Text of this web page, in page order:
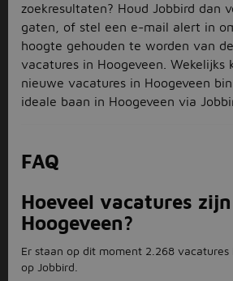
zoekresultaten? Houd Jobbird dan
gaten, of stel een e-mail alert in
hoogte gehouden te worden van
vacatures in Hoogeveen. Wekelijks
nieuwe vacatures in Hoogeveen
ideale baan in Hoogeveen via
FAQ
Hoeveel vacatures
Hoogeveen?
Er staan op dit moment 2.268 vacatures
op Jobbird.